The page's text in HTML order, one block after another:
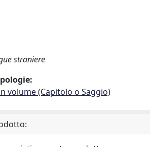
straniere
volume (Capitolo o Saggio)